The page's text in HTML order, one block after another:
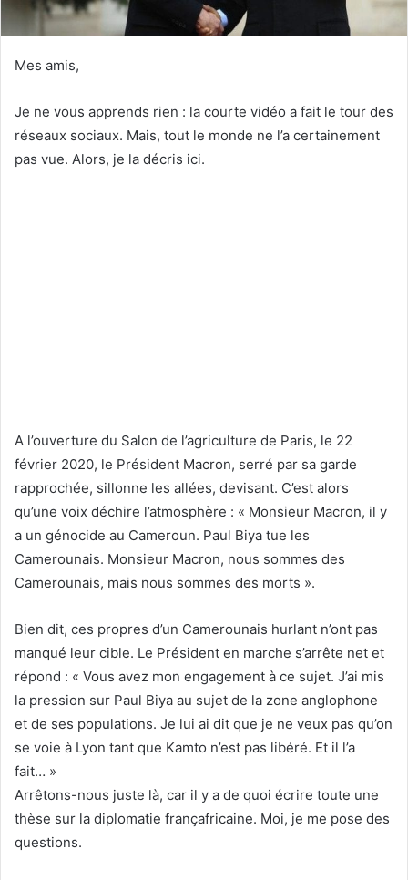
Mes amis,
Je ne vous apprends rien : la courte vidéo a fait le tour des
réseaux sociaux. Mais, tout le monde ne l’a certainement
pas vue. Alors, je la décris ici.
A l’ouverture du Salon de l’agriculture de Paris, le 22
février 2020, le Président Macron, serré par sa garde
rapprochée, sillonne les allées, devisant. C’est alors
qu’une voix déchire l’atmosphère : « Monsieur Macron, il y
a un génocide au Cameroun. Paul Biya tue les
Camerounais. Monsieur Macron, nous sommes des
Camerounais, mais nous sommes des morts ».
Bien dit, ces propres d’un Camerounais hurlant n’ont pas
manqué leur cible. Le Président en marche s’arrête net et
répond : « Vous avez mon engagement à ce sujet. J’ai mis
la pression sur Paul Biya au sujet de la zone anglophone
et de ses populations. Je lui ai dit que je ne veux pas qu’on
se voie à Lyon tant que Kamto n’est pas libéré. Et il l’a
fait… »
Arrêtons-nous juste là, car il y a de quoi écrire toute une
thèse sur la diplomatie françafricaine. Moi, je me pose des
questions.